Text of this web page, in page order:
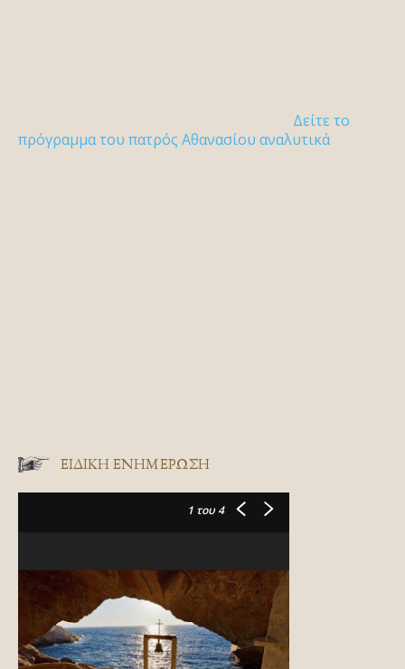
Δείτε το
πρόγραμμα του πατρός Αθανασίου αναλυτικά
ΕΙΔΙΚΉ ΕΝΗΜΈΡΩΣΗ
1 του 4